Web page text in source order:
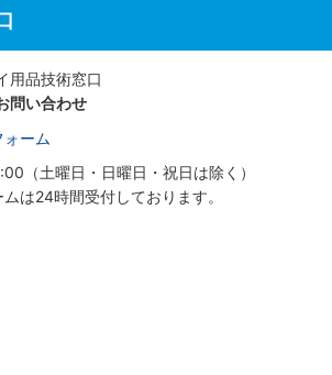
用品技術窓口
問い合わせ
ーム
（土曜日・日曜日・祝日は除く）
は24時間受付しております。